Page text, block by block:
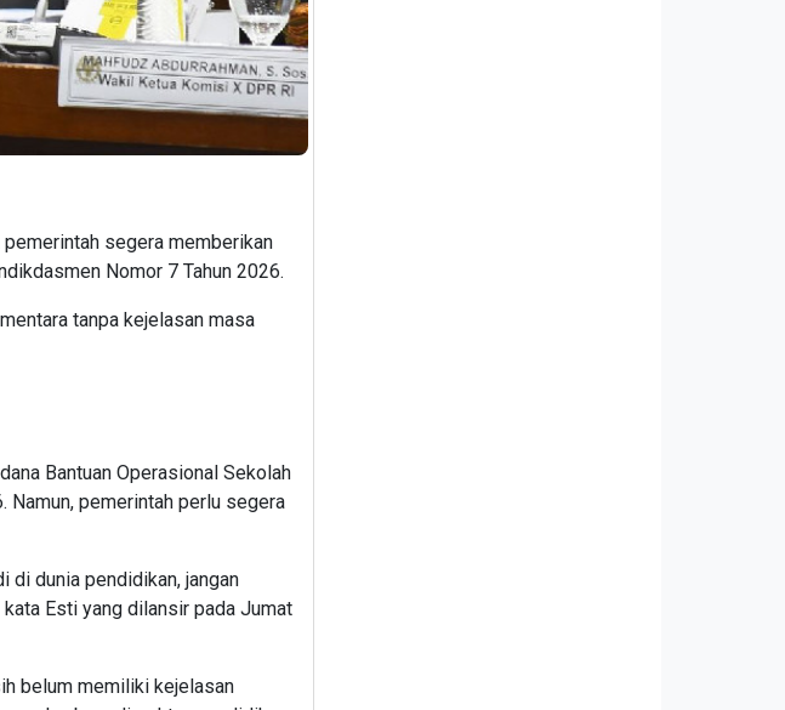
segera memberikan
Nomor 7 Tahun 2026.
tanpa kejelasan masa
Bantuan Operasional Sekolah
Namun, pemerintah perlu segera
di dunia pendidikan, jangan
Esti yang dilansir pada Jumat
belum memiliki kejelasan